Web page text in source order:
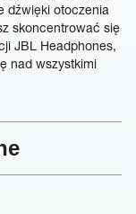
dźwięki otoczenia
skoncentrować się
JBL Headphones,
nad wszystkimi